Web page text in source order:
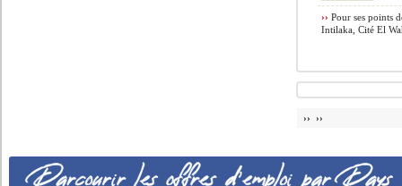
›› Pour ses points
Intilaka, Cité El
›› ››